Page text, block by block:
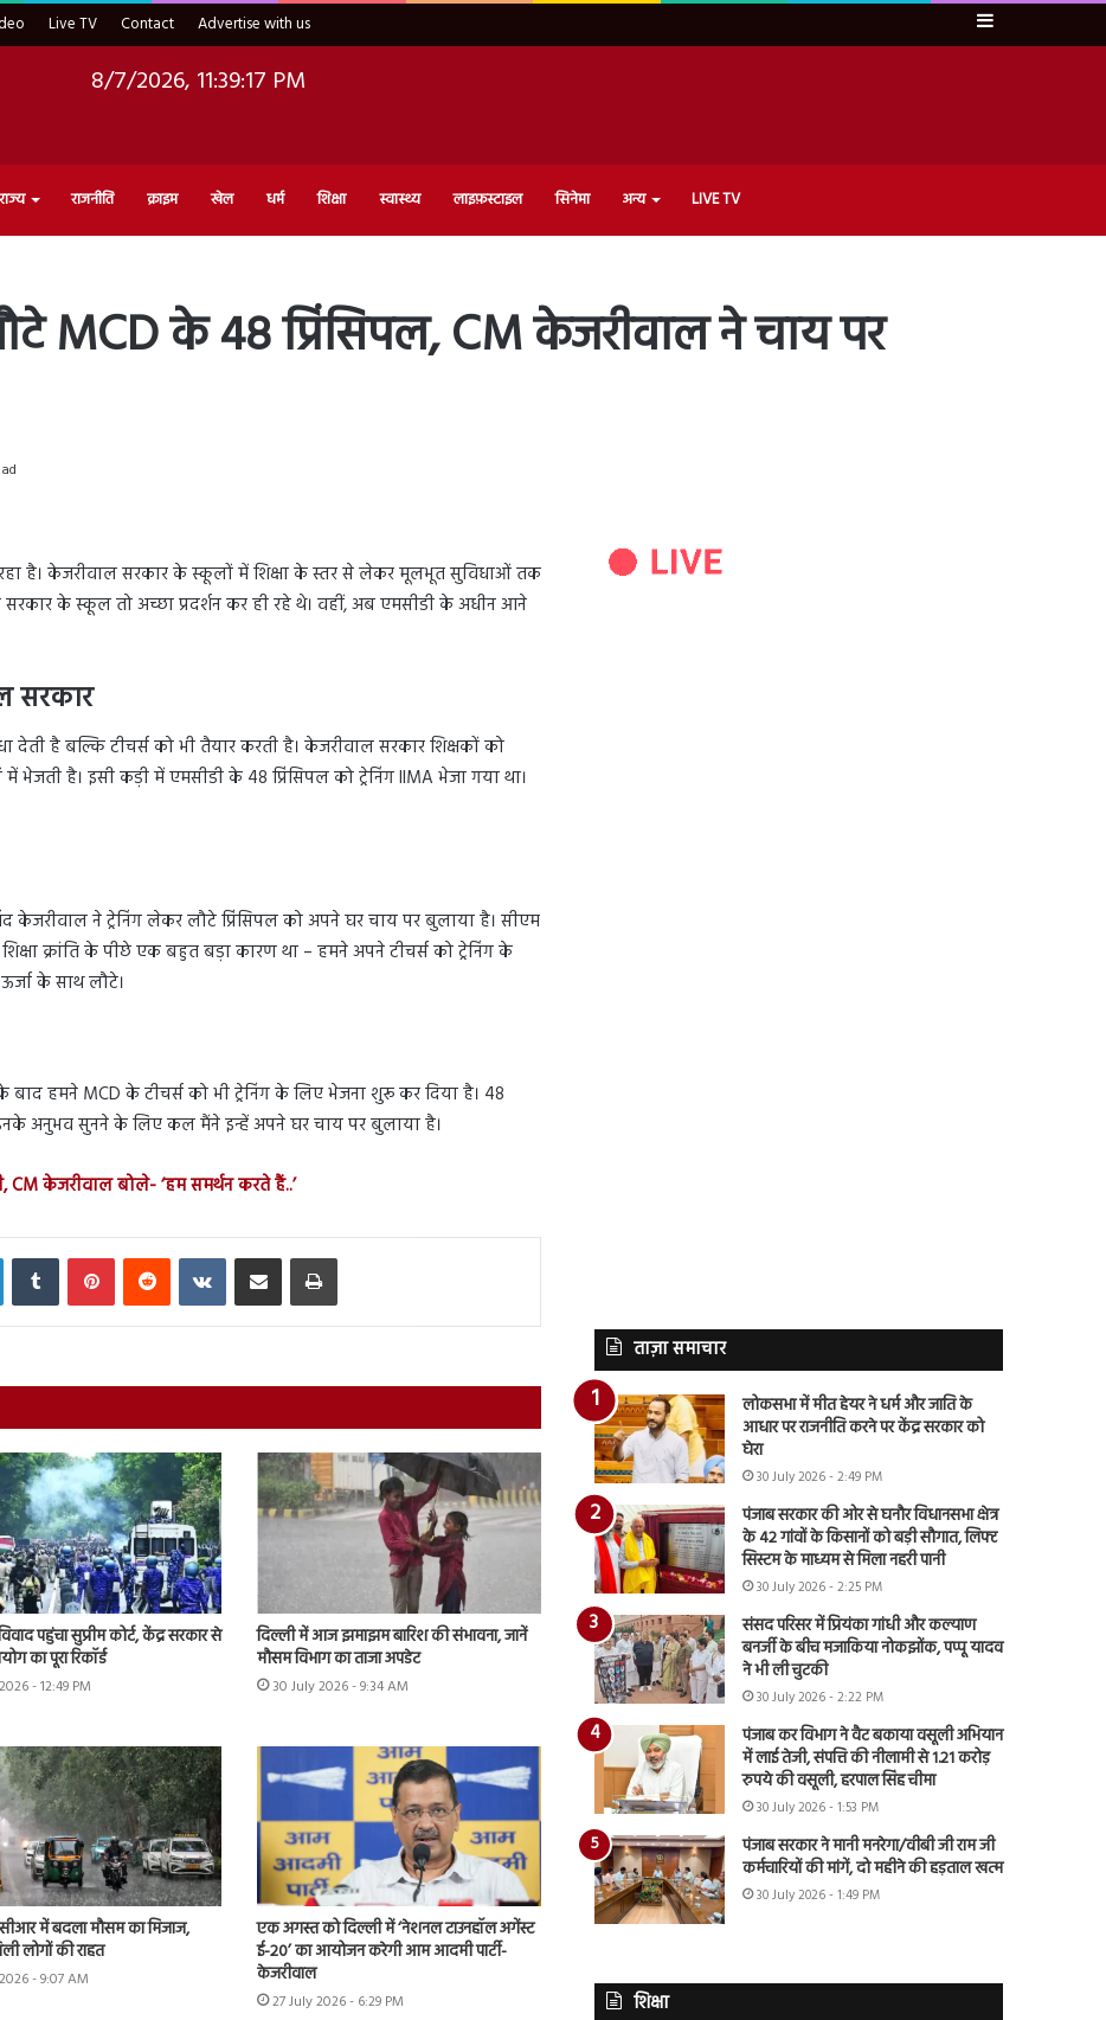
Live TV Contact Advertise with us Sidebar
8/7/2026, 11:39:18 PM
राज्य राजनीति क्राइम खेल धर्म शिक्षा स्वास्थ्य लाइफ़स्टाइल सिनेमा अन्य LIVE TV
MCD के 48 प्रिंसिपल, CM केजरीवाल ने चाय पर
रहा है। केजरीवाल सरकार के स्कूलों में शिक्षा के स्तर से लेकर मूलभूत सुविधाओं तक
के स्कूल तो अच्छा प्रदर्शन कर ही रहे थे। वहीं, अब एमसीडी के अधीन आने
सरकार
देती है बल्कि टीचर्स को भी तैयार करती है। केजरीवाल सरकार शिक्षकों को
है। इसी कड़ी में एमसीडी के 48 प्रिंसिपल को ट्रेनिंग IIMA भेजा गया था।
केजरीवाल ने ट्रेनिंग लेकर लौटे प्रिंसिपल को अपने घर चाय पर बुलाया है। सीएम
क्रांति के पीछे एक बहुत बड़ा कारण था – हमने अपने टीचर्स को ट्रेनिंग के
के साथ लौटे।
हमने MCD के टीचर्स को भी ट्रेनिंग के लिए भेजना शुरू कर दिया है। 48
इनके अनुभव सुनने के लिए कल मैंने इन्हें अपने घर चाय पर बुलाया है।
CM केजरीवाल बोले- ‘हम समर्थन करते हैं..’
LinkedInTumblr PinterestReddit VKontakteShare via Email Print
पहुंचा सुप्रीम कोर्ट, केंद्र सरकार से
का पूरा रिकॉर्ड
- 12:49 PM
दिल्ली में आज झमाझम बारिश की संभावना, जानें
मौसम विभाग का ताजा अपडेट
30 July 2026 - 9:34 AM
में बदला मौसम का मिजाज,
लोगों की राहत
- 9:07 AM
एक अगस्त को दिल्ली में ‘नेशनल टाउनहॉल अगेंस्ट
ई-20’ का आयोजन करेगी आम आदमी पार्टी-
केजरीवाल
27 July 2026 - 6:29 PM
ताज़ा समाचार
लोकसभा में मीत हेयर ने धर्म और जाति के
आधार पर राजनीति करने पर केंद्र सरकार को
घेरा
30 July 2026 - 2:49 PM
पंजाब सरकार की ओर से घनौर विधानसभा क्षेत्र
के 42 गांवों के किसानों को बड़ी सौगात, लिफ्ट
सिस्टम के माध्यम से मिला नहरी पानी
30 July 2026 - 2:25 PM
संसद परिसर में प्रियंका गांधी और कल्याण
बनर्जी के बीच मजाकिया नोकझोंक, पप्पू यादव
ने भी ली चुटकी
30 July 2026 - 2:22 PM
पंजाब कर विभाग ने वैट बकाया वसूली अभियान
में लाई तेजी, संपत्ति की नीलामी से 1.21 करोड़
रुपये की वसूली, हरपाल सिंह चीमा
30 July 2026 - 1:53 PM
पंजाब सरकार ने मानी मनरेगा/वीबी जी राम जी
कर्मचारियों की मांगें, दो महीने की हड़ताल खत्म
30 July 2026 - 1:49 PM
शिक्षा